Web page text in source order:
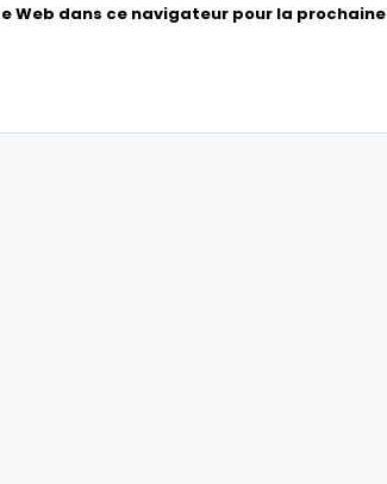
Web dans ce navigateur pour la prochaine